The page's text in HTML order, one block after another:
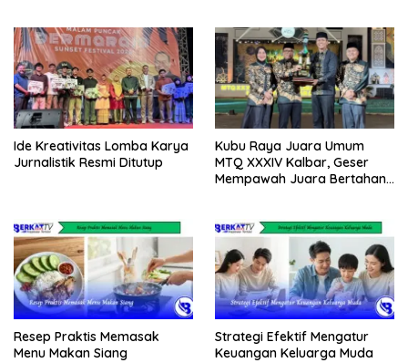
Ide Kreativitas Lomba Karya
Jurnalistik Resmi Ditutup
Kubu Raya Juara Umum
MTQ XXXIV Kalbar, Geser
Mempawah Juara Bertahan
Resep Praktis Memasak
Menu Makan Siang
Strategi Efektif Mengatur
Keuangan Keluarga Muda